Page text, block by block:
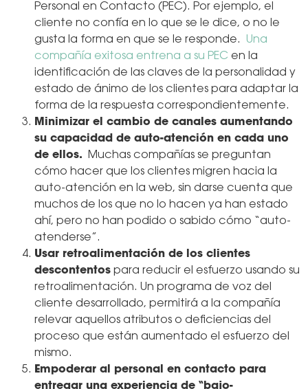
Personal en Contacto (PEC). Por ejemplo, el
cliente no confía en lo que se le dice, o no le
gusta la forma en que se le responde. Una
compañía exitosa entrena a su PEC en la
identificación de las claves de la personalidad y
estado de ánimo de los clientes para adaptar la
forma de la respuesta correspondientemente.
Minimizar el cambio de canales aumentando
su capacidad de auto-atención en cada uno
de ellos. Muchas compañías se preguntan
cómo hacer que los clientes migren hacia la
auto-atención en la web, sin darse cuenta que
muchos de los que no lo hacen ya han estado
ahí, pero no han podido o sabido cómo “auto-
atenderse”.
Usar retroalimentación de los clientes
descontentos para reducir el esfuerzo usando su
retroalimentación. Un programa de voz del
cliente desarrollado, permitirá a la compañía
relevar aquellos atributos o deficiencias del
proceso que están aumentado el esfuerzo del
mismo.
Empoderar al personal en contacto para
entregar una experiencia de “bajo-